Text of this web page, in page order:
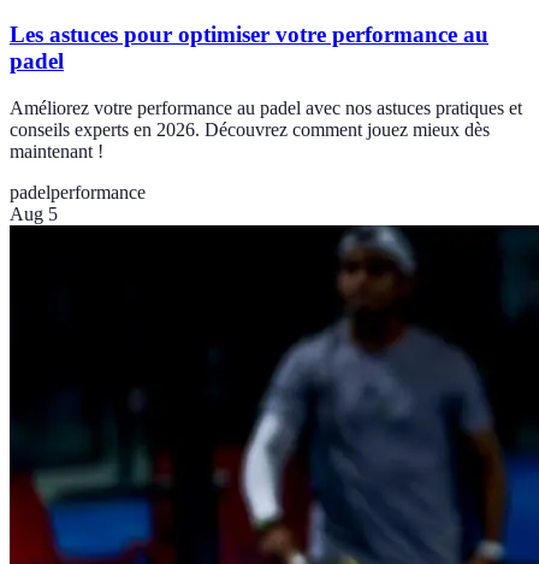
Les astuces pour optimiser votre performance au
padel
Améliorez votre performance au padel avec nos astuces pratiques et
conseils experts en 2026. Découvrez comment jouez mieux dès
maintenant !
padelperformance
Aug 5